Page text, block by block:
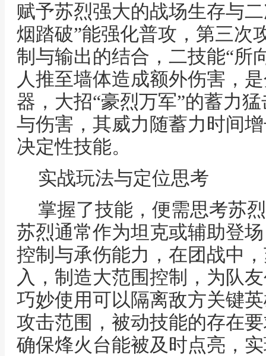
赋予苏烈强大的战场生存与
烟踏破”能强化普攻，第三次
制与输出的结合，二技能“所
人推至墙体造成额外伤害，
器，大招“豪烈万军”的蓄力
与伤害，其威力随蓄力时间
决定性技能。
实战玩法与定位思考
掌握了技能，便需思考苏
苏烈通常作为坦克或辅助登
控制与承伤能力，在团战中
入，制造大范围控制，为队
巧妙使用可以隔离敌方关键
攻击范围，被动技能的存在
确保烽火台能被及时点亮，